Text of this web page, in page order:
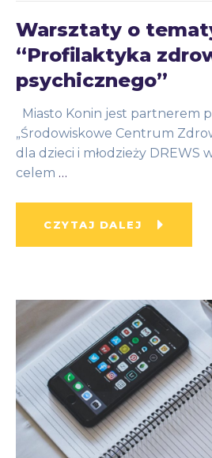
Warsztaty o
“Profilaktyka
psychicznego”
Miasto Konin jest partnerem
„Środowiskowe Centrum
dla dzieci i młodzieży DREWS
celem …
CZYTAJ DALEJ